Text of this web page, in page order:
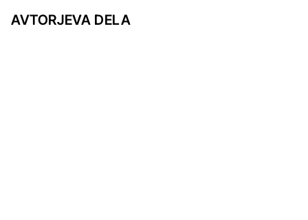
AVTORJEVA DELA